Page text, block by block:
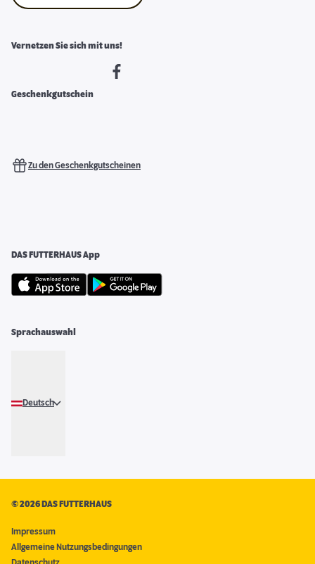
Vernetzen Sie sich mit uns!
Geschenkgutschein
Zu den Geschenkgutscheinen
DAS FUTTERHAUS App
Sprachauswahl
Deutsch
©2026 DAS FUTTERHAUS
Impressum
Allgemeine Nutzungsbedingungen